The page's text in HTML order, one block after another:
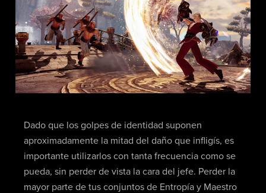
Dado que los golpes de identidad suponen
aproximadamente la mitad del daño que infligís, es
importante utilizarlos con tanta frecuencia como se
pueda, sin perder de vista la cara del jefe. Perder la
mayor parte de tus conjuntos de Entropía y Maestro